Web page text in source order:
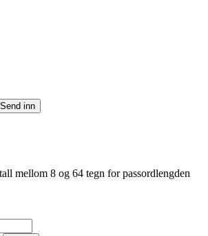
Submit Send inn
mellom 8 og 64 tegn for passordlengden